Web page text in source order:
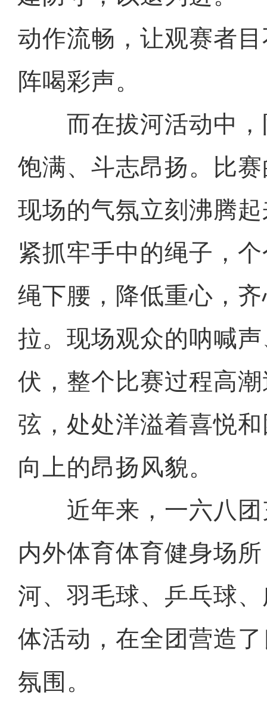
动作流畅，让观赛者
阵喝彩声。
而在拔河活动中，
饱满、斗志昂扬。比
现场的气氛立刻沸腾
紧抓牢手中的绳子，
绳下腰，降低重心，
拉。现场观众的呐喊
伏，整个比赛过程高
弦，处处洋溢着喜悦
向上的昂扬风貌。
近年来，一六八团
内外体育体育健身场
河、羽毛球、乒乓球
体活动，在全团营造
氛围。